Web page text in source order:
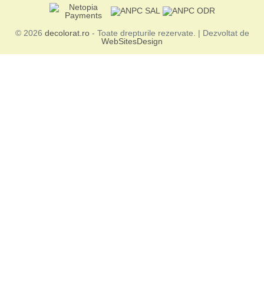
© 2026 decolorat.ro- Toate drepturile rezervate. | Dezvoltat de
WebSitesDesign